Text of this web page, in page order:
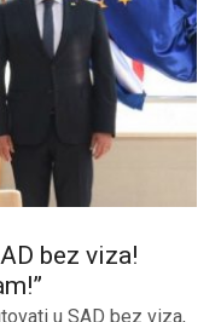
bez viza!
u SAD bez viza,